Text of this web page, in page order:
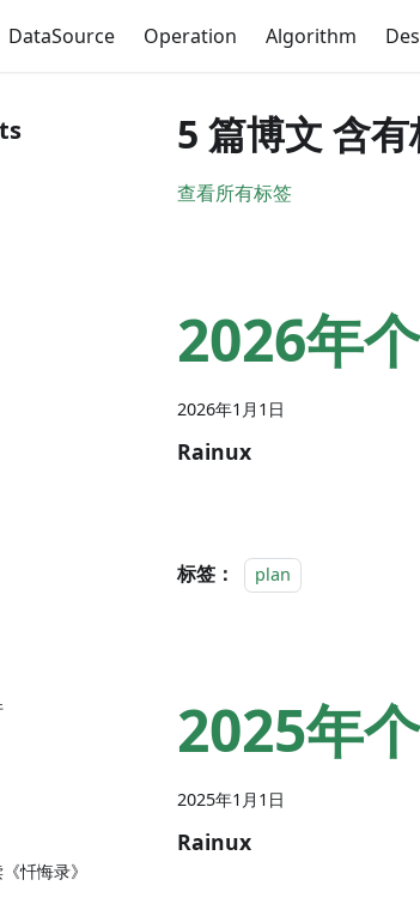
DataSource Operation Algorithm
忏悔录》
5 篇博文 含
查看所有标签
2026年
2026年1月1日
Rainux
标签： plan
2025年
2025年1月1日
Rainux